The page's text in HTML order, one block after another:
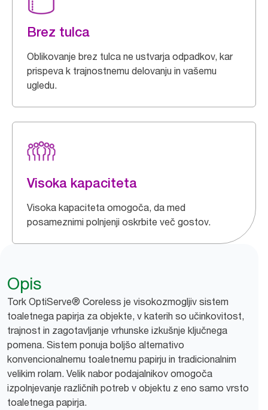
Brez tulca
Oblikovanje brez tulca ne ustvarja odpadkov, kar
prispeva k trajnostnemu delovanju in vašemu
ugledu.
Visoka kapaciteta
Visoka kapaciteta omogoča, da med
posameznimi polnjenji oskrbite več gostov.
Opis
Tork OptiServe® Coreless je visokozmogljiv sistem
toaletnega papirja za objekte, v katerih so učinkovitost,
trajnost in zagotavljanje vrhunske izkušnje ključnega
pomena. Sistem ponuja boljšo alternativo
konvencionalnemu toaletnemu papirju in tradicionalnim
velikim rolam. Velik nabor podajalnikov omogoča
izpolnjevanje različnih potreb v objektu z eno samo vrsto
toaletnega papirja.